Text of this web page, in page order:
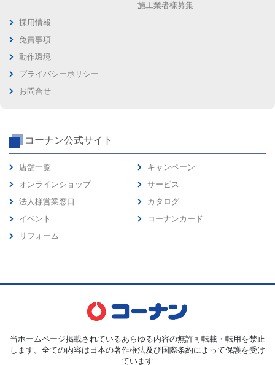
施工業者様募集
採用情報
免責事項
動作環境
プライバシーポリシー
お問合せ
コーナン公式サイト
店舗一覧
オンラインショップ
法人様営業窓口
イベント
リフォーム
キャンペーン
サービス
カタログ
コーナンカード
当ホームページ掲載されているあらゆる内容の無許可転載・転用を禁止
します。全ての内容は日本の著作権法及び国際条約によって保護を受け
ています